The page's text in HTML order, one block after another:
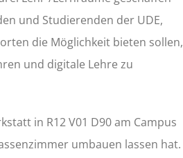
und Studierenden der UDE,
die Möglichkeit bieten sollen,
und digitale Lehre zu
in R12 V01 D90 am Campus
umbauen lassen hat.